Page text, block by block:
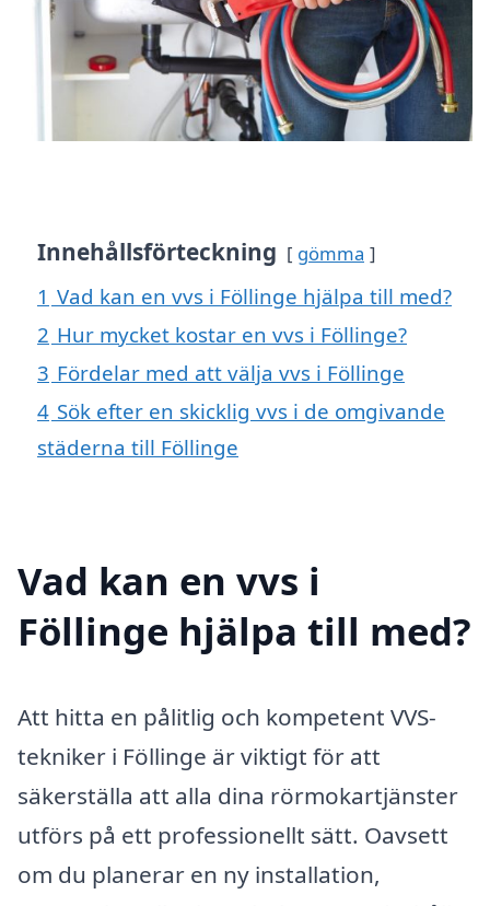
Innehållsförteckning gömma
1 Vad kan en vvs i Föllinge hjälpa till med?
2 Hur mycket kostar en vvs i Föllinge?
3 Fördelar med att välja vvs i Föllinge
4 Sök efter en skicklig vvs i de omgivande
städerna till Föllinge
Vad kan en vvs i
Föllinge hjälpa till med?
Att hitta en pålitlig och kompetent VVS-
tekniker i Föllinge är viktigt för att
säkerställa att alla dina rörmokartjänster
utförs på ett professionellt sätt. Oavsett
om du planerar en ny installation,